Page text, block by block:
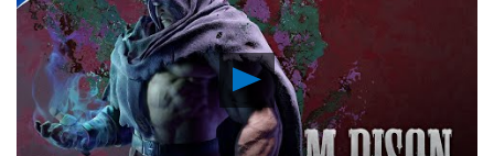
Lancer
vidéo